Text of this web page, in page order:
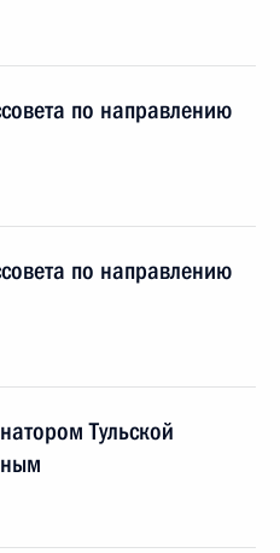
по направлению
по направлению
Тульской